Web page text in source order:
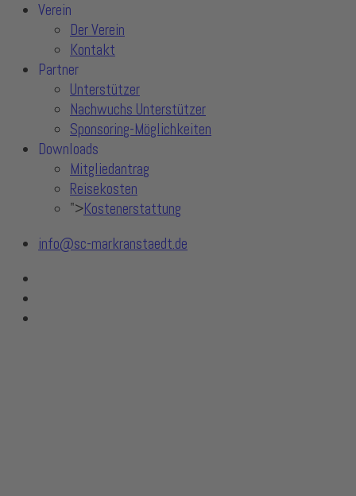
Verein
Der Verein
Kontakt
Partner
Unterstützer
Nachwuchs Unterstützer
Sponsoring-Möglichkeiten
Downloads
Mitgliedantrag
Reisekosten
">Kostenerstattung
info@sc-markranstaedt.de